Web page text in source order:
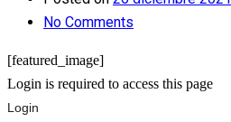
No Comments
[featured_image]
Login is required to access this page
Login